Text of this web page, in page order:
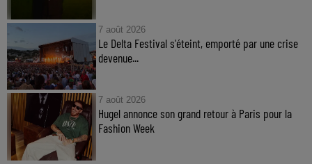
7 août 2026
Le Delta Festival s'éteint, emporté par une crise
devenue...
7 août 2026
Hugel annonce son grand retour à Paris pour la
Fashion Week